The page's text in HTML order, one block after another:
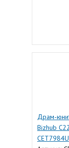
Драм-
Bizhub
CET7984U